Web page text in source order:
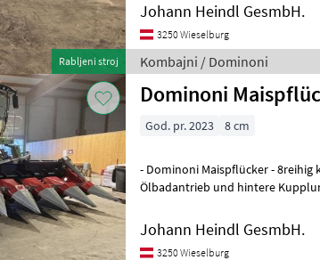
Rabljeni stroj
Johann Heindl GesmbH.
3250 Wieselburg
Kombajni / Dominoni
Dominoni
God. pr. 2023 8 cm
- Dominoni Maispflücker - 8reihig klappbar - mit Unterbauhäcksler -
Ölbadantrieb und hintere
Johann Heindl GesmbH.
3250 Wieselburg